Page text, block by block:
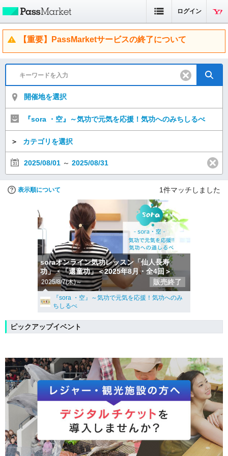
ログイン
【重要】PassMarketサービスの終了について
開催地を選択
『sora ・空』～気功で元気を応援！気功へのみちしるべ
＞ カテゴリを選択
2025/08/01 ～ 2025/08/31
表示順について 1件マッチしました
soraオンライン気功レッスン「仙人長寿
功」・「還童功」＜2025年8月・全4回＞
2025/8/7(木)～ 販売終了
『sora ・空』～気功で元気を応援！気功へのみ
ちしるべ
ピックアップイベント